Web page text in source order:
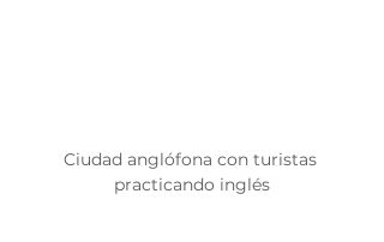
Ciudad anglófona con turistas
practicando inglés